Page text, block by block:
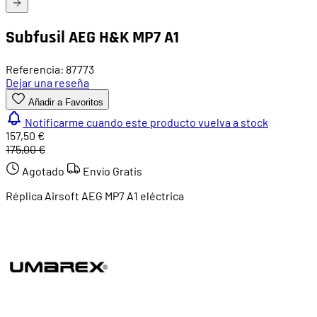
Subfusil AEG H&K MP7 A1
Referencia: 87773
Dejar una reseña
Añadir a Favoritos
Notificarme cuando este producto vuelva a stock
157,50 €
175,00 €
Agotado
Envío Gratis
Réplica Airsoft AEG MP7 A1 eléctrica